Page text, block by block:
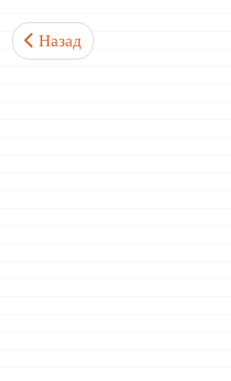
Предыдущий: Можно ли
Назад